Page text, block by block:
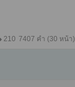
210 7407 คำ (30 หน้า)